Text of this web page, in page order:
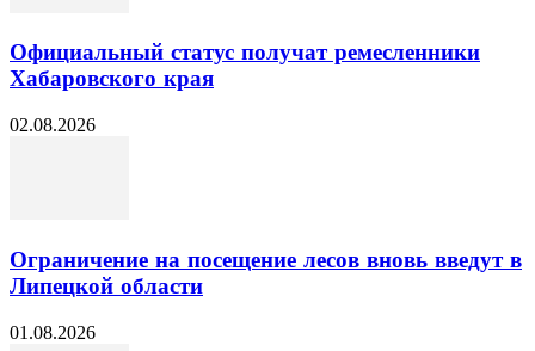
Официальный статус получат ремесленники
Хабаровского края
02.08.2026
Ограничение на посещение лесов вновь введут в
Липецкой области
01.08.2026